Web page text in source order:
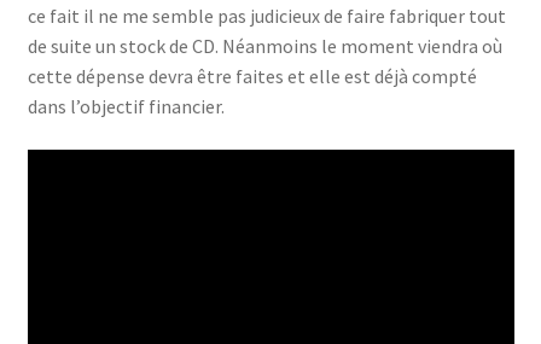
ce fait il ne me semble pas judicieux de faire fabriquer tout
de suite un stock de CD. Néanmoins le moment viendra où
cette dépense devra être faites et elle est déjà compté
dans l’objectif financier.